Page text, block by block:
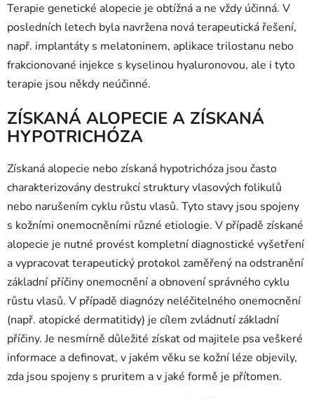
Terapie genetické alopecie je obtížná a ne vždy účinná. V
posledních letech byla navržena nová terapeutická řešení,
např. implantáty s melatoninem, aplikace trilostanu nebo
frakcionované injekce s kyselinou hyaluronovou, ale i tyto
terapie jsou někdy neúčinné.
ZÍSKANÁ ALOPECIE A ZÍSKANÁ
HYPOTRICHÓZA
Získaná alopecie nebo získaná hypotrichóza jsou často
charakterizovány destrukcí struktury vlasových folikulů
nebo narušením cyklu růstu vlasů. Tyto stavy jsou spojeny
s kožními onemocněními různé etiologie. V případě získané
alopecie je nutné provést kompletní diagnostické vyšetření
a vypracovat terapeutický protokol zaměřený na odstranění
základní příčiny onemocnění a obnovení správného cyklu
růstu vlasů. V případě diagnózy neléčitelného onemocnění
(např. atopické dermatitidy) je cílem zvládnutí základní
příčiny. Je nesmírně důležité získat od majitele psa veškeré
informace a definovat, v jakém věku se kožní léze objevily,
zda jsou spojeny s pruritem a v jaké formě je přítomen.